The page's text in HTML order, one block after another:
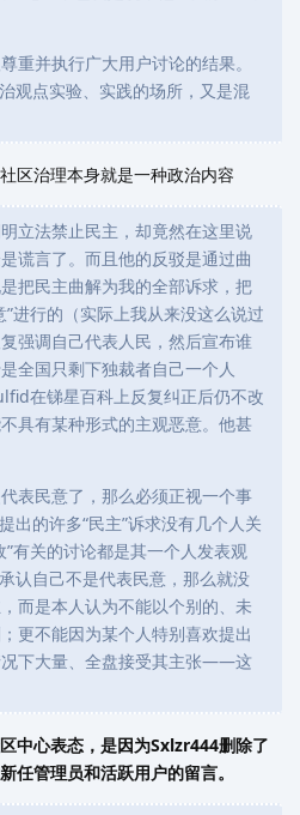
重并执行广大用户讨论的结果。
观点实验、实践的场所，又是混
区治理本身就是一种政治内容
立法禁止民主，却竟然在这里说
谎言了。而且他的反驳是通过曲
把民主曲解为我的全部诉求，把
进行的（实际上我从来没这么说过
强调自己代表人民，然后宣布谁
全国只剩下独裁者自己一个人
在锑星百科上反复纠正后仍不改
具有某种形式的主观恶意。他甚
表民意了，那么必须正视一个事
出的许多“民主”诉求没有几个人关
有关的讨论都是其一个人发表观
认自己不是代表民意，那么就没
而是本人认为不能以个别的、未
更不能因为某个人特别喜欢提出
下大量、全盘接受其主张——这
中心表态，是因为Sxlzr444删除了
任管理员和活跃用户的留言。